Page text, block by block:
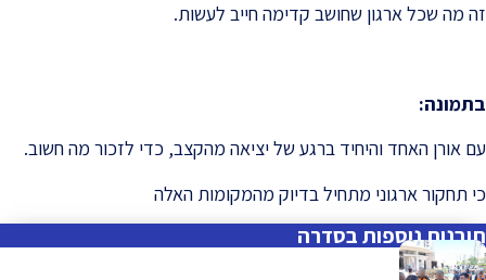
זה מה שכל ארגון שחושב קדימה חייב לעשות.
בתמונה:
עם אורן האחד והיחיד ברגע של יציאה מהקצב, כדי לזכור מה חשוב.
כי תחקור ארגוני מתחיל בדיוק מהמקומות האלה
תובנות נוספות בסדרה